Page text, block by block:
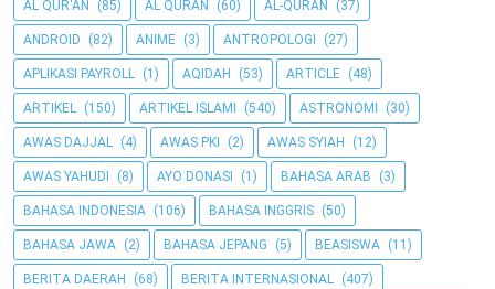
AL QUR'AN (85) AL QURAN (60) AL-QURAN (37)
ANDROID (82) ANIME (3) ANTROPOLOGI (27)
APLIKASI PAYROLL (1) AQIDAH (53) ARTICLE (48)
ARTIKEL (150) ARTIKEL ISLAMI (540) ASTRONOMI (30)
AWAS DAJJAL (4) AWAS PKI (2) AWAS SYIAH (12)
AWAS YAHUDI (8) AYO DONASI (1) BAHASA ARAB (3)
BAHASA INDONESIA (106) BAHASA INGGRIS (50)
BAHASA JAWA (2) BAHASA JEPANG (5) BEASISWA (11)
BERITA DAERAH (68) BERITA INTERNASIONAL (407)